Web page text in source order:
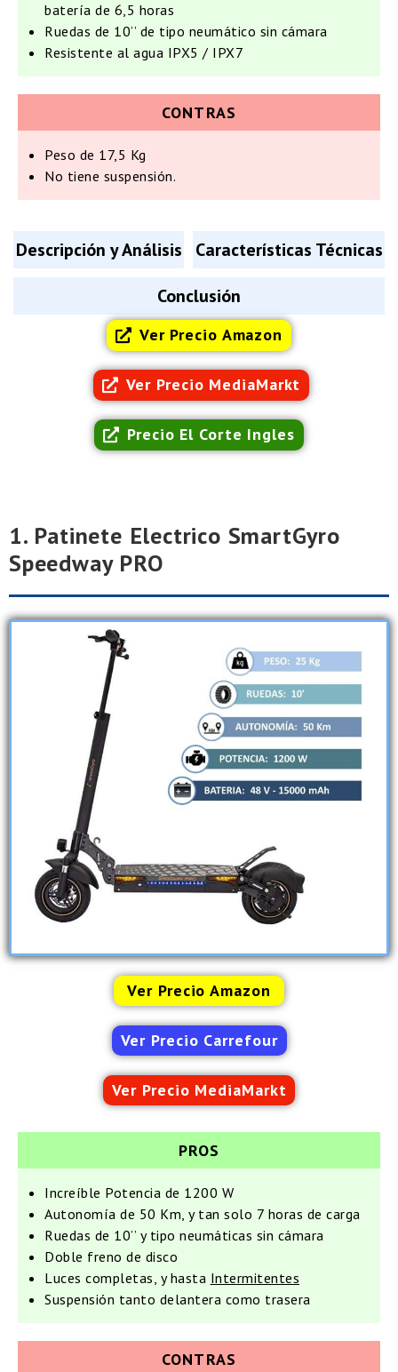
batería de 6,5 horas
Ruedas de 10’’ de tipo neumático sin cámara
Resistente al agua IPX5 / IPX7
CONTRAS
Peso de 17,5 Kg
No tiene suspensión.
Descripción y Análisis
Características Técnicas
Conclusión
Ver Precio Amazon
Ver Precio MediaMarkt
Precio El Corte Ingles
1. Patinete Electrico SmartGyro
Speedway PRO
Ver Precio Amazon
Ver Precio Carrefour
Ver Precio MediaMarkt
PROS
Increíble Potencia de 1200 W
Autonomía de 50 Km, y tan solo 7 horas de carga
Ruedas de 10’’ y tipo neumáticas sin cámara
Doble freno de disco
Luces completas, y hasta Intermitentes
Suspensión tanto delantera como trasera
CONTRAS